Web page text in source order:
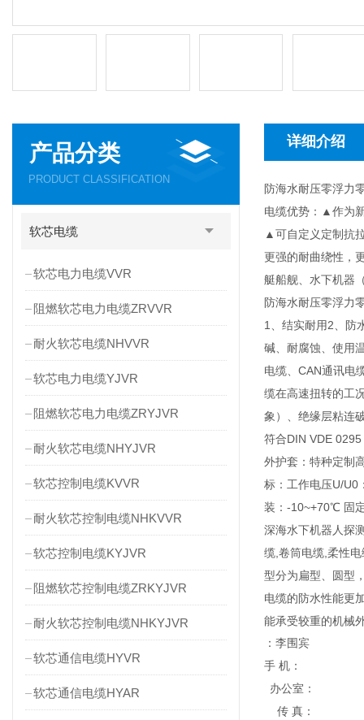
产品分类
PRODUCT CLASSIFICATION
软芯电缆
软芯电力电缆VVR
阻燃软芯电力电缆ZRVVR
耐火软芯电缆NHVVR
软芯电力电缆YJVR
阻燃软芯电力电缆ZRYJVR
耐火软芯电缆NHYJVR
软芯控制电缆KVVR
耐火软芯控制电缆NHKVVR
软芯控制电缆KYJVR
阻燃软芯控制电缆ZRKYJVR
耐火软芯控制电缆NHKYJVR
软芯通信电缆HYVR
软芯通信电缆HYAR
详细介绍
防海水耐压零浮力
电缆优势：▲作为
▲可自定义定制抗
更强的耐曲绕性，
艇船舰、水下机器
防海水耐压零浮力
1、结实耐用2、防
碱、耐腐蚀、使用
电缆、CAN通讯电
缆在高速扭转的工
象）、绝缘层粘连
符合DIN VDE
外护套：特种定制
标：工作电压U/U0
装：-10~+70℃ 固
深海水下机器人探
缆,卷筒电缆,柔性
型分为扁型、圆型
电缆的防水性能更
能承受较重的机械
：李围宾
手 机：
办公室：
传 真：